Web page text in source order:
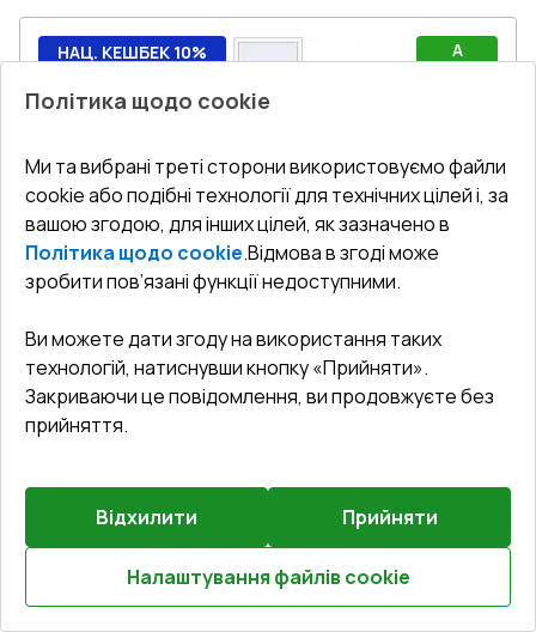
Розрахуй онлайн
A
НАЦ. КЕШБЕК 10%
Попереднє
Залиште відгук
Балконні двері 800x2500 мм REHAU SYNEGO MD
WALNUT ззовні
Профільна система
Склопакет:
4 LE - P 16 Ar - 4 - P 14 Ar - 4 LE
Зламобезпека:
Антизламна фурнітура RC2
(WINKHAUS)
Політика щодо cookie
Ми та вибрані треті сторони використовуємо файли
cookie або подібні технології для технічних цілей і, за
вашою згодою, для інших цілей, як зазначено в
Політика щодо cookie.Відмова в згоді може
зробити пов’язані функції недоступними.
Ви можете дати згоду на використання таких
технологій, натиснувши кнопку «Прийняти».
Закриваючи це повідомлення, ви продовжуєте без
прийняття.
Відхилити Прийняти
Налаштування файлів cookie